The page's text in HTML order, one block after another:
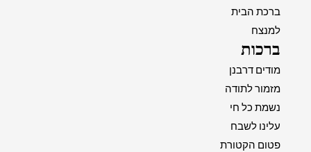
ברכת הבית
למנצח
ברכות
מודים דרבנן
מזמור לתודה
נשמת כל חי
עלינו לשבח
פטום הקטורת